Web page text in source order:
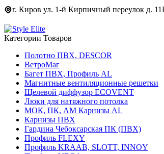
г. Киров ул. 1-й Кирпичный переулок д.
Категории Товаров
Полотно ПВХ, DESCOR
ВетроМаг
Багет ПВХ, Профиль AL
Магнитные вентиляционные решетки
Щелевой диффузор ECOVENT
Люки для натяжного потолка
МОК, ПК, АМ Карнизы AL
Карнизы ПВХ
Гардина Чебоксарская ПК (ПВХ)
Профиль FLEXY
Профиль KRAAB, SLOTT, INNOY